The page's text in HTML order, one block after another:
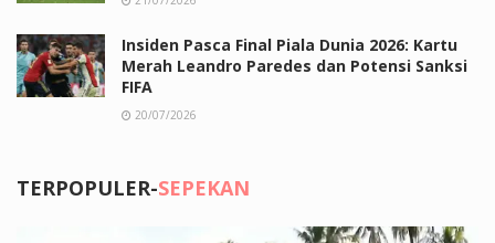
Insiden Pasca Final Piala Dunia 2026: Kartu
Merah Leandro Paredes dan Potensi Sanksi
FIFA
20/07/2026
TERPOPULER-SEPEKAN